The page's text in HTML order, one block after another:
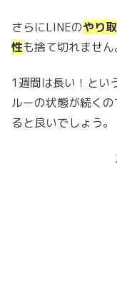
さらにLINEのやり
性も捨て切れません
1週間は長い！とい
ルーの状態が続く
ると良いでしょう。